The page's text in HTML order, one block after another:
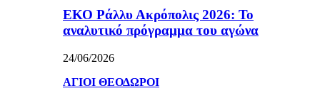
ΕΚΟ Ράλλυ Ακρόπολις 2026: Το
αναλυτικό πρόγραμμα του αγώνα
24/06/2026
ΑΓΙΟΙ ΘΕΟΔΩΡΟΙ